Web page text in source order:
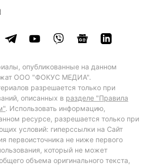
опубликованные на данном
ООО "ФОКУС МЕДИА".
разрешается только при
описанных в разделе "Правила
. Использовать информацию,
ресурсе, разрешается только при
условий: гиперссылки на Сайт
первоисточника не ниже первого
который не может
объема оригинального текста,